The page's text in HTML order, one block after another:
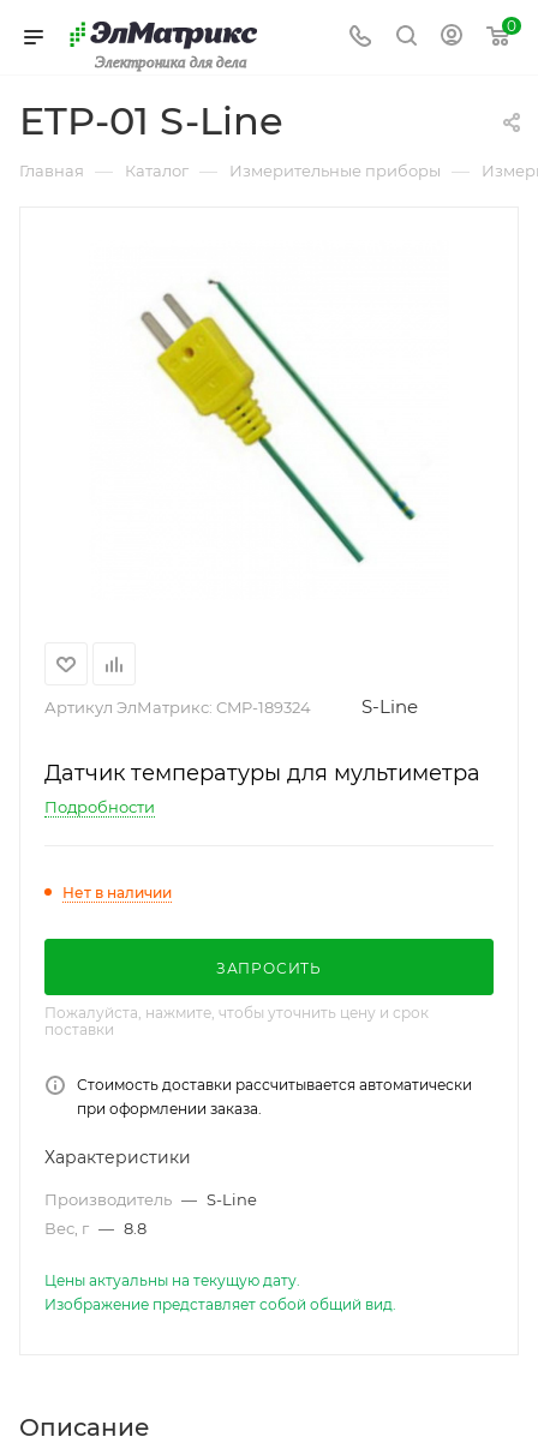
Электроника для дела
0
ETP-01 S-Line
Главная — Каталог — Измерительные приборы —
Артикул ЭлМатрикс: CMP-189324 S-Line
Датчик температуры для мультиметра
Подробности
Нет в наличии
ЗАПРОСИТЬ
Пожалуйста, нажмите, чтобы уточнить цену и срок
поставки
Стоимость доставки рассчитывается автоматически
при оформлении заказа.
Характеристики
Производитель — S-Line
Вес, г — 8.8
Цены актуальны на текущую дату.
Изображение представляет собой общий вид.
Описание